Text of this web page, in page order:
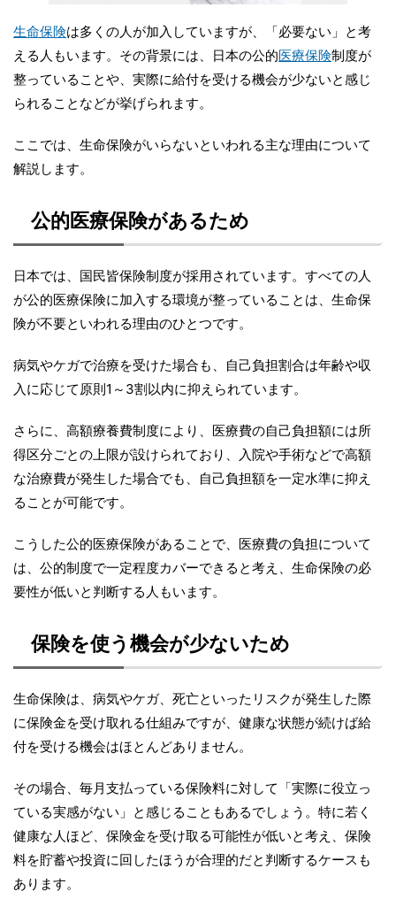
生命保険は多くの人が加入していますが、「必要ない」と考
える人もいます。その背景には、日本の公的医療保険制度が
整っていることや、実際に給付を受ける機会が少ないと感じ
られることなどが挙げられます。
ここでは、生命保険がいらないといわれる主な理由について
解説します。
公的医療保険があるため
日本では、国民皆保険制度が採用されています。すべての人
が公的医療保険に加入する環境が整っていることは、生命保
険が不要といわれる理由のひとつです。
病気やケガで治療を受けた場合も、自己負担割合は年齢や収
入に応じて原則1～3割以内に抑えられています。
さらに、高額療養費制度により、医療費の自己負担額には所
得区分ごとの上限が設けられており、入院や手術などで高額
な治療費が発生した場合でも、自己負担額を一定水準に抑え
ることが可能です。
こうした公的医療保険があることで、医療費の負担について
は、公的制度で一定程度カバーできると考え、生命保険の必
要性が低いと判断する人もいます。
保険を使う機会が少ないため
生命保険は、病気やケガ、死亡といったリスクが発生した際
に保険金を受け取れる仕組みですが、健康な状態が続けば給
付を受ける機会はほとんどありません。
その場合、毎月支払っている保険料に対して「実際に役立っ
ている実感がない」と感じることもあるでしょう。特に若く
健康な人ほど、保険金を受け取る可能性が低いと考え、保険
料を貯蓄や投資に回したほうが合理的だと判断するケースも
あります。